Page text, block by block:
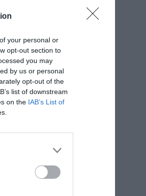
your personal or
opt-out section to
you may
by us or personal
opt-out of the
list of downstream
on the IAB’s List of